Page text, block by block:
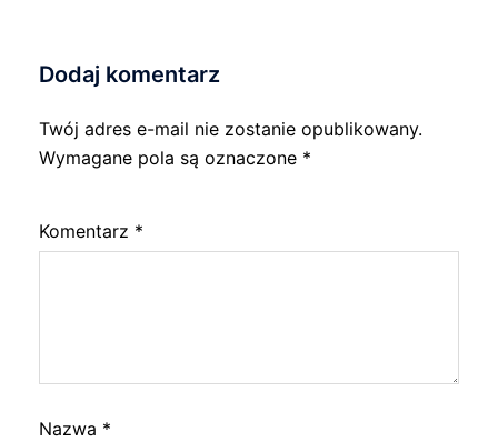
Dodaj komentarz
Twój adres e-mail nie zostanie opublikowany.
Wymagane pola są oznaczone *
Komentarz *
Nazwa *